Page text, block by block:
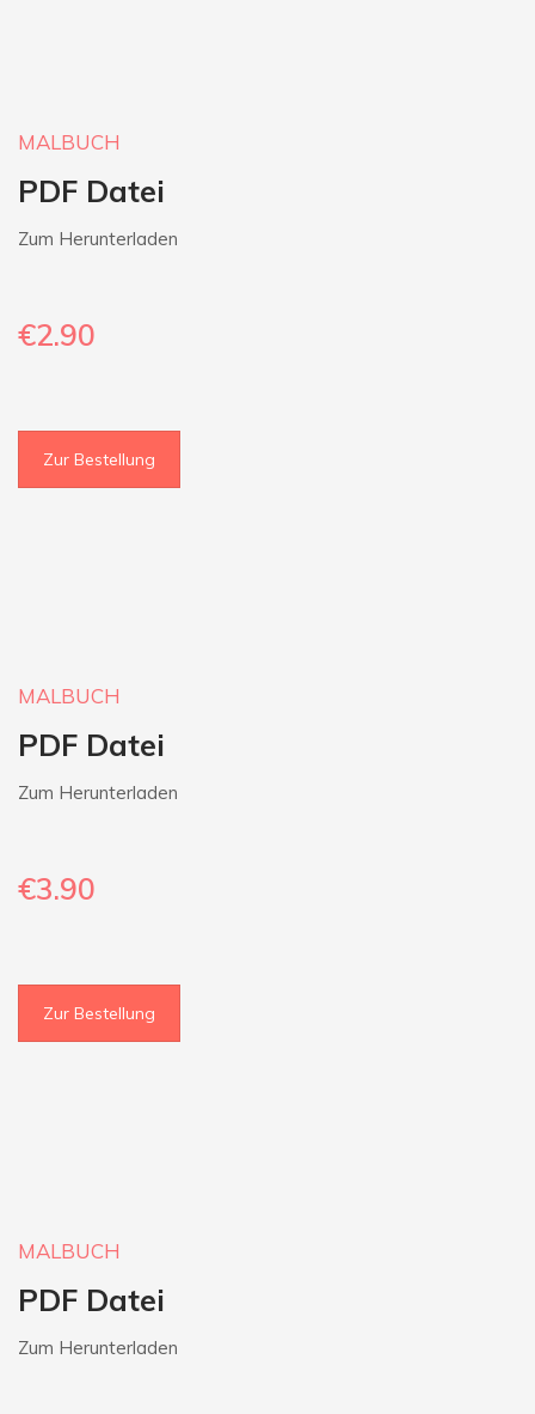
MALBUCH
PDF Datei
Zum Herunterladen
€2.90
Zur Bestellung
MALBUCH
PDF Datei
Zum Herunterladen
€3.90
Zur Bestellung
MALBUCH
PDF Datei
Zum Herunterladen